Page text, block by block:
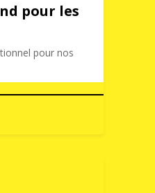
pour les
pour nos